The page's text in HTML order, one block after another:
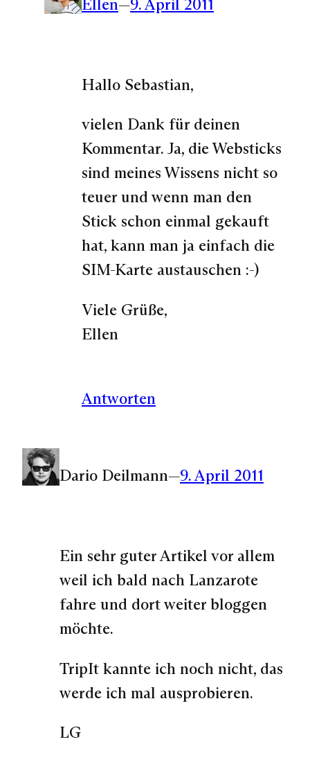
Ellen—9. April 2011
Hallo Sebastian,
vielen Dank für deinen
Kommentar. Ja, die Websticks
sind meines Wissens nicht so
teuer und wenn man den
Stick schon einmal gekauft
hat, kann man ja einfach die
SIM-Karte austauschen :-)
Viele Grüße,
Ellen
Antworten
Dario Deilmann—9. April 2011
Ein sehr guter Artikel vor allem
weil ich bald nach Lanzarote
fahre und dort weiter bloggen
möchte.
TripIt kannte ich noch nicht, das
werde ich mal ausprobieren.
LG